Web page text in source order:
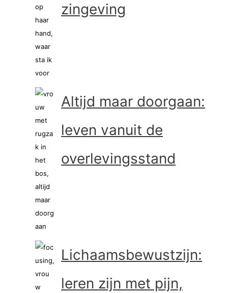
zingeving
Altijd maar doorgaan:
leven vanuit de
overlevingsstand
Lichaamsbewustzijn:
leren zijn met pijn,